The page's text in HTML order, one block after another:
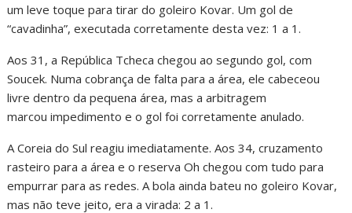
um leve toque para tirar do goleiro Kovar. Um gol de
“cavadinha”, executada corretamente desta vez: 1 a 1.
Aos 31, a República Tcheca chegou ao segundo gol, com
Soucek. Numa cobrança de falta para a área, ele cabeceou
livre dentro da pequena área, mas a arbitragem
marcou impedimento e o gol foi corretamente anulado.
A Coreia do Sul reagiu imediatamente. Aos 34, cruzamento
rasteiro para a área e o reserva Oh chegou com tudo para
empurrar para as redes. A bola ainda bateu no goleiro Kovar,
mas não teve jeito, era a virada: 2 a 1.